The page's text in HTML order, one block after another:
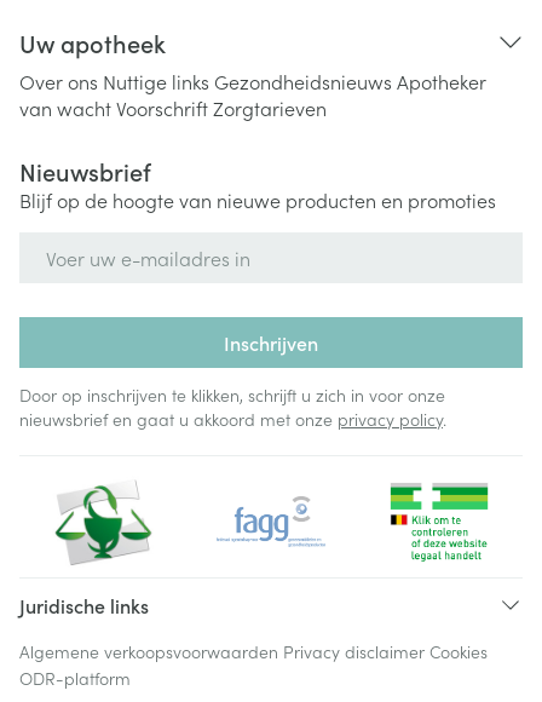
Uw apotheek
Over ons Nuttige links Gezondheidsnieuws Apotheker
van wachtVoorschriftZorgtarieven
Nieuwsbrief
Blijf op de hoogte van nieuwe producten en promoties
Inschrijven
Door op inschrijven te klikken, schrijft u zich in voor onze
nieuwsbrief en gaat u akkoord met onze privacy policy.
Juridische links
Algemene verkoopsvoorwaarden Privacy disclaimer Cookies
ODR-platform